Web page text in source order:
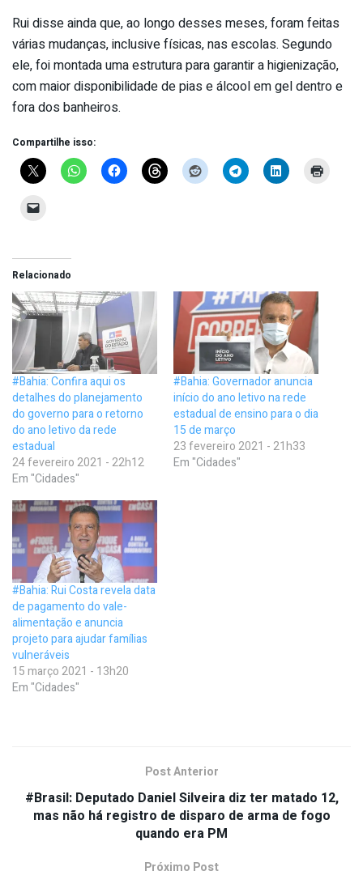
Rui disse ainda que, ao longo desses meses, foram feitas
várias mudanças, inclusive físicas, nas escolas. Segundo
ele, foi montada uma estrutura para garantir a higienização,
com maior disponibilidade de pias e álcool em gel dentro e
fora dos banheiros.
Compartilhe isso:
Relacionado
#Bahia: Confira aqui os
detalhes do planejamento
do governo para o retorno
do ano letivo da rede
estadual
24 fevereiro 2021 - 22h12
Em "Cidades"
#Bahia: Governador anuncia
início do ano letivo na rede
estadual de ensino para o dia
15 de março
23 fevereiro 2021 - 21h33
Em "Cidades"
#Bahia: Rui Costa revela data
de pagamento do vale-
alimentação e anuncia
projeto para ajudar famílias
vulneráveis
15 março 2021 - 13h20
Em "Cidades"
Post Anterior
#Brasil: Deputado Daniel Silveira diz ter matado 12,
mas não há registro de disparo de arma de fogo
quando era PM
Próximo Post